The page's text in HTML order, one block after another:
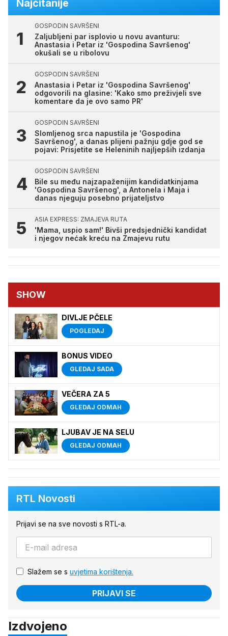
Najčitanije
GOSPODIN SAVRŠENI
Zaljubljeni par isplovio u novu avanturu:
Anastasia i Petar iz 'Gospodina Savršenog'
okušali se u ribolovu
GOSPODIN SAVRŠENI
Anastasia i Petar iz 'Gospodina Savršenog'
odgovorili na glasine: 'Kako smo preživjeli sve
komentare da je ovo samo PR'
GOSPODIN SAVRŠENI
Slomljenog srca napustila je 'Gospodina
Savršenog', a danas plijeni pažnju gdje god se
pojavi: Prisjetite se Heleninih najljepših izdanja
GOSPODIN SAVRŠENI
Bile su među najzapaženijim kandidatkinjama
'Gospodina Savršenog', a Antonela i Maja i
danas njeguju posebno prijateljstvo
ASIA EXPRESS: ZMAJEVA RUTA
'Mama, uspio sam!' Bivši predsjednički kandidat
i njegov nećak kreću na Zmajevu rutu
SHOW
DIVLJE PČELE
POGLEDAJ
BONUS VIDEO
GLEDAJ SADA
VEČERA ZA 5
GLEDAJ ODMAH
LJUBAV JE NA SELU
GLEDAJ ODMAH
RTL Novosti
Prijavi se na sve novosti s RTL-a.
Slažem se s uvjetima korištenja.
PRIJAVI SE
Izdvojeno